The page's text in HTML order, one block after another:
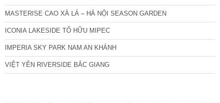
MASTERISE CAO XÀ LÁ – HÀ NỘI SEASON GARDEN
ICONIA LAKESIDE TỐ HỮU MIPEC
IMPERIA SKY PARK NAM AN KHÁNH
VIỆT YÊN RIVERSIDE BẮC GIANG